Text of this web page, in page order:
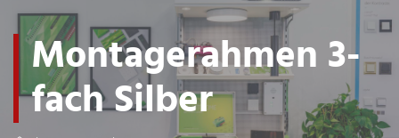
Montagerahmen 3-
fach Silber